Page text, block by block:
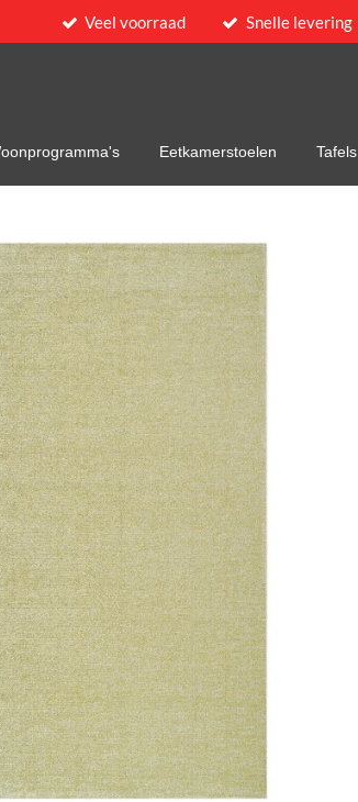
Veel voorraad Snelle levering
Eetkamerstoelen Tafels